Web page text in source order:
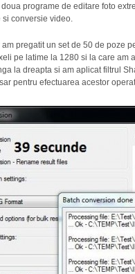
programe de editare foto
conversie video.
am pregatit un set de 50 de poze
pe latime la 1280 si la care am
la dreapta si am aplicat filtrul
pentru efectuarea acestor